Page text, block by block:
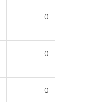
0
0
0